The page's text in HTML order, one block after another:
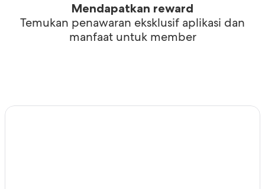
Mendapatkan reward
Temukan penawaran eksklusif aplikasi dan
manfaat untuk member